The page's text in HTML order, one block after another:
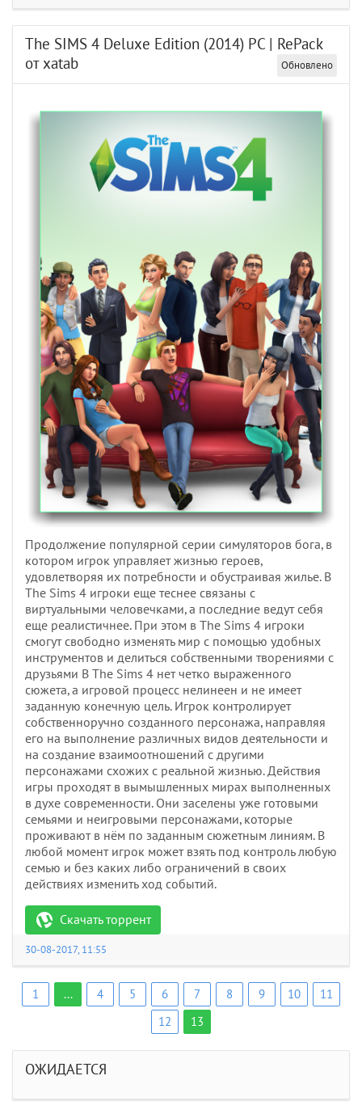
The SIMS 4 Deluxe Edition (2014) PC | RePack
от xatab
Обновлено
Продолжение популярной серии симуляторов бога, в
котором игрок управляет жизнью героев,
удовлетворяя их потребности и обустраивая жилье. В
The Sims 4 игроки еще теснее связаны с
виртуальными человечками, а последние ведут себя
еще реалистичнее. При этом в The Sims 4 игроки
смогут свободно изменять мир с помощью удобных
инструментов и делиться собственными творениями с
друзьями В The Sims 4 нет четко выраженного
сюжета, а игровой процесс нелинеен и не имеет
заданную конечную цель. Игрок контролирует
собственноручно созданного персонажа, направляя
его на выполнение различных видов деятельности и
на создание взаимоотношений с другими
персонажами схожих с реальной жизнью. Действия
игры проходят в вымышленных мирах выполненных
в духе современности. Они заселены уже готовыми
семьями и неигровыми персонажами, которые
проживают в нём по заданным сюжетным линиям. В
любой момент игрок может взять под контроль любую
семью и без каких либо ограничений в своих
действиях изменить ход событий.
Скачать торрент
30-08-2017, 11:55
1 ... 4 5 6 7 8 9 10
11
12
13
ОЖИДАЕТСЯ